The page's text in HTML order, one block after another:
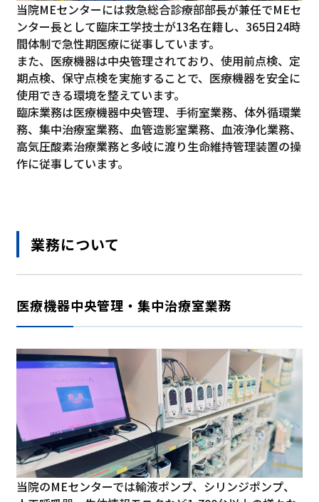
当院MEセンターには救急総合診療部部長が兼任でMEセ
ンター長として臨床工学技士が13名在籍し、365日24時
間体制で急性期医療に従事しています。
また、医療機器は中央管理されており、使用前点検、定
期点検、保守点検を実施することで、医療機器を安全に
使用できる環境を整えています。
臨床業務は医療機器中央管理、手術室業務、体外循環業
務、集中治療室業務、血管造影室業務、血液浄化業務、
高気圧酸素治療業務と多岐に渡り生命維持管理装置の操
作に従事しています。
業務について
医療機器中央管理・集中治療室業務
当院のMEセンターでは輸液ポンプ、シリンジポンプ、